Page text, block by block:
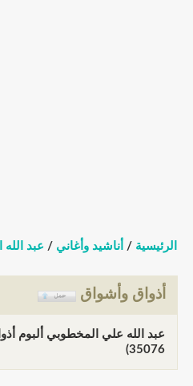
الرئيسية / أناشيد وأغاني / عبد
أذواق وأشواق
عبد الله علي المخطوبي ألبوم
35076)